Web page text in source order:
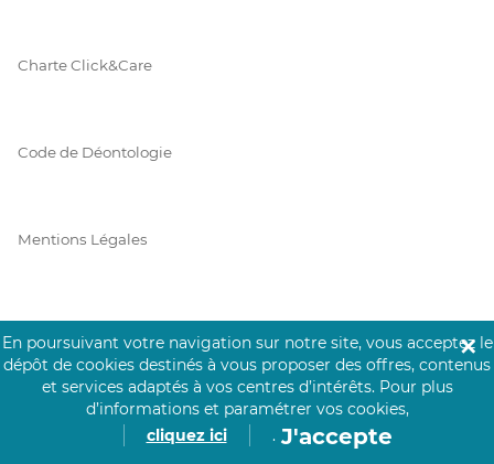
Charte Click&Care
Code de Déontologie
Mentions Légales
Prérequis Click&Care
Protection des Données
En poursuivant votre navigation sur notre site, vous acceptez le
dépôt de cookies destinés à vous proposer des offres, contenus
et services adaptés à vos centres d’intérêts. Pour plus
d’informations et paramétrer vos cookies,
cliquez ici
. J'accepte
✕